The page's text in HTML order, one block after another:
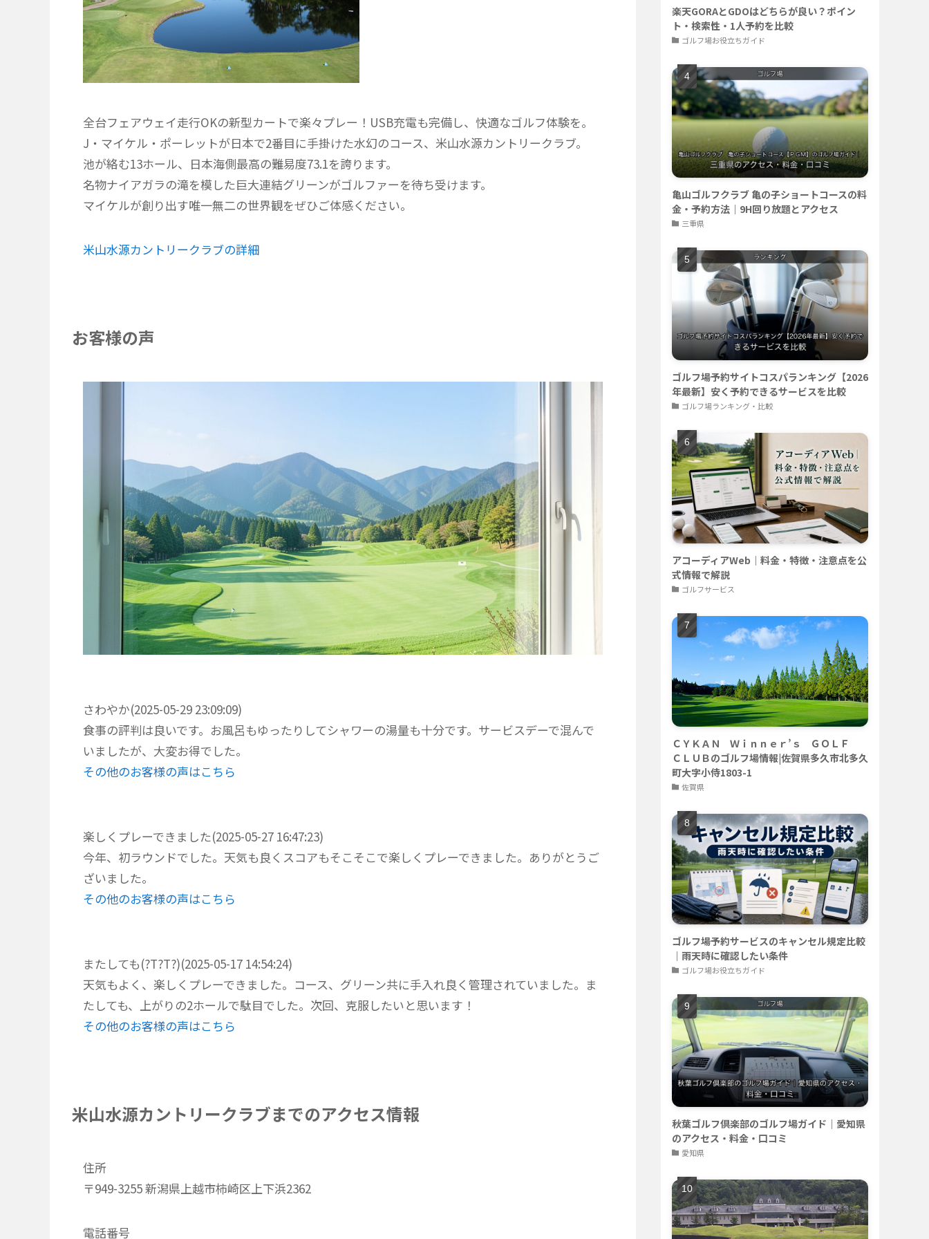
全台フェアウェイ走行OKの新型カートで楽々プレー！USB充電も完備し、快適なゴルフ体験を。
J・マイケル・ポーレットが日本で2番目に手掛けた水幻のコース、米山水源カントリークラブ。
池が絡む13ホール、日本海側最高の難易度73.1を誇ります。
名物ナイアガラの滝を模した巨大連結グリーンがゴルファーを待ち受けます。
マイケルが創り出す唯一無二の世界観をぜひご体感ください。
米山水源カントリークラブの詳細
お客様の声
さわやか(2025-05-29 23:09:09)
食事の評判は良いです。お風呂もゆったりしてシャワーの湯量も十分です。サービスデーで混んで
いましたが、大変お得でした。
その他のお客様の声はこちら
楽しくプレーできました(2025-05-27 16:47:23)
今年、初ラウンドでした。天気も良くスコアもそこそこで楽しくプレーできました。ありがとうご
ざいました。
その他のお客様の声はこちら
またしても(?T?T?)(2025-05-17 14:54:24)
天気もよく、楽しくプレーできました。コース、グリーン共に手入れ良く管理されていました。ま
たしても、上がりの2ホールで駄目でした。次回、克服したいと思います！
その他のお客様の声はこちら
米山水源カントリークラブまでのアクセス情報
住所
〒949-3255 新潟県上越市柿崎区上下浜2362
電話番号
楽天GORAとGDOはどちらが良い？ポイン
ト・検索性・1人予約を比較
ゴルフ場お役立ちガイド
亀山ゴルフクラブ 亀の子ショートコースの料
金・予約方法｜9H回り放題とアクセス
三重県
ゴルフ場予約サイトコスパランキング【2026
年最新】安く予約できるサービスを比較
ゴルフ場ランキング・比較
アコーディアWeb｜料金・特徴・注意点を公
式情報で解説
ゴルフサービス
ＣＹＫＡＮ Ｗｉｎｎｅｒ’ｓ ＧＯＬＦ
ＣＬＵＢのゴルフ場情報|佐賀県多久市北多久
町大字小侍1803-1
佐賀県
ゴルフ場予約サービスのキャンセル規定比較
｜雨天時に確認したい条件
ゴルフ場お役立ちガイド
秋葉ゴルフ倶楽部のゴルフ場ガイド｜愛知県
のアクセス・料金・口コミ
愛知県